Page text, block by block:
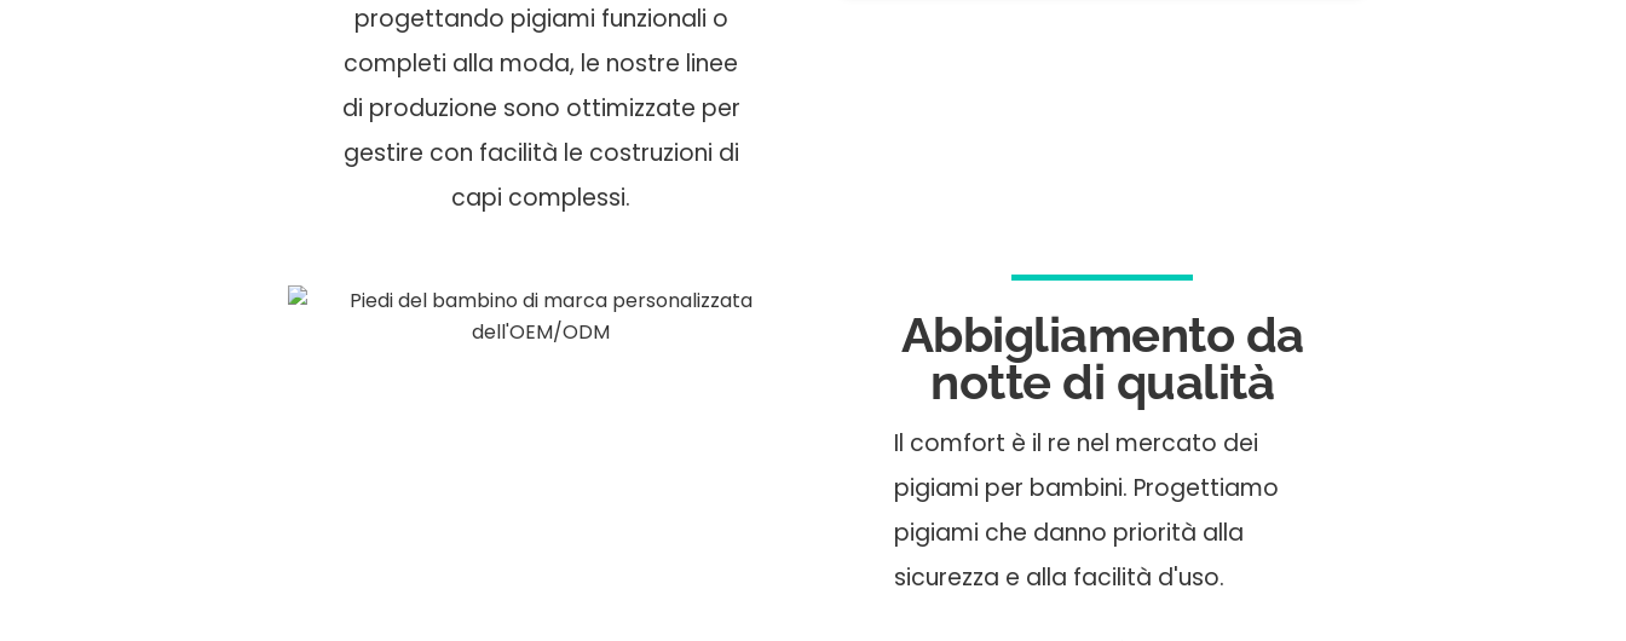
progettando pigiami funzionali o
completi alla moda, le nostre linee
di produzione sono ottimizzate per
gestire con facilità le costruzioni di
capi complessi.
Abbigliamento da
notte di qualità
Il comfort è il re nel mercato dei
pigiami per bambini. Progettiamo
pigiami che danno priorità alla
sicurezza e alla facilità d'uso.